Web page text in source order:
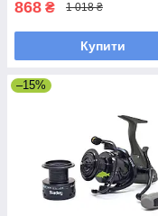
868 ₴ 1 018 ₴
Купити
–15%